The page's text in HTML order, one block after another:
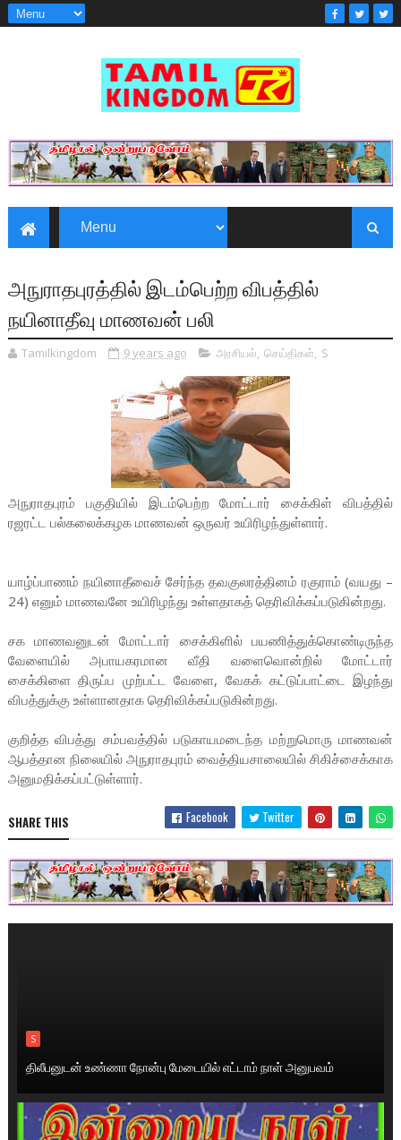
அநுராதபுரத்தில் இடம்பெற்ற விபத்தில்
நயினாதீவு மாணவன் பலி
Tamilkingdom 9 years ago அரசியல், செய்திகள், S
அநுராதபுரம் பகுதியில் இடம்பெற்ற மோட்டார் சைக்கிள் விபத்தில்
ரஜரட்ட பல்கலைக்கழக மாணவன் ஒருவர் உயிரிழந்துள்ளார்.
யாழ்ப்பாணம் நயினாதீவைச் சேர்ந்த தவகுலரத்தினம் ரகுராம் (வயது –
24) எனும் மாணவனே உயிரிழந்து உள்ளதாகத் தெரிவிக்கப்படுகின்றது.
சக மாணவனுடன் மோட்டார் சைக்கிளில் பயணித்துக்கொண்டிருந்த
வேளையில் அபாயகரமான வீதி வளைவொன்றில் மோட்டார்
சைக்கிளை திருப்ப முற்பட்ட வேளை, வேகக் கட்டுப்பாட்டை இழந்து
விபத்துக்கு உள்ளானதாக தெரிவிக்கப்படுகின்றது.
குறித்த விபத்து சம்பவத்தில் படுகாயமடைந்த மற்றுமொரு மாணவன்
ஆபத்தான நிலையில் அநுராதபுரம் வைத்தியசாலையில் சிகிச்சைக்காக
அனுமதிக்கப்பட்டுள்ளார்.
SHARE THIS Facebook Twitter
S
திலீபனுடன் உண்ணா நோன்பு மேடையில் எட்டாம் நாள் அனுபவம்